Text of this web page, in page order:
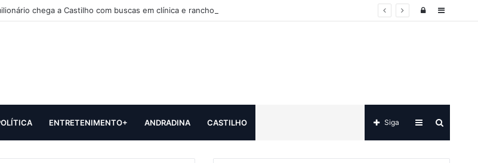
chega a Castilho com buscas em clínica e rancho Sidebar
Log
ENTRETENIMENTO+ ANDRADINA CASTILHO
por
Sidebar
Siga